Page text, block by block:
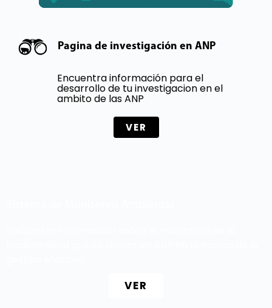
Pagina de investigación en ANP
Encuentra información para el
desarrollo de tu investigacion en el
ambito de las ANP
VER
VER